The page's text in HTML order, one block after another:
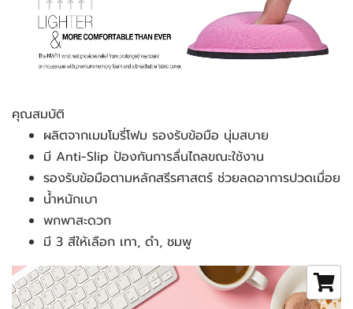
คุณสมบัติ
ผลิตจากเมมโมรี่โฟม รองรับข้อมือ นุ่มสบาย
มี Anti-Slip ป้องกันการลื่นไถลขณะใช้งาน
รองรับข้อมือตามหลักสรีรศาสตร์ ช่วยลดอาการปวดเมื่อย
น้ำหนักเบา
พกพาสะดวก
มี 3 สีให้เลือก เทา, ดำ, ชมพู